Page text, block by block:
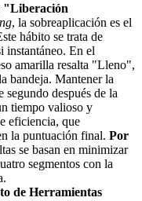
"Liberación
, la sobreaplicación es el
hábito se trata de
instantáneo. En el
amarilla resalta "Lleno",
bandeja. Mantener la
después de la
tiempo valioso y
eficiencia, que
la puntuación final. Por
se basan en minimizar
segmentos con la
de Herramientas